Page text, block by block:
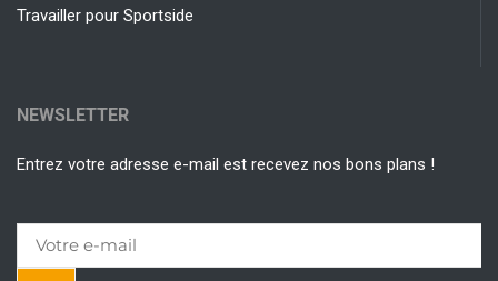
Travailler pour Sportside
NEWSLETTER
Entrez votre adresse e-mail est recevez nos bons plans !